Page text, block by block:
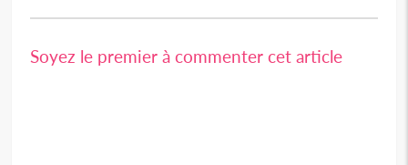
Soyez le premier à commenter cet article